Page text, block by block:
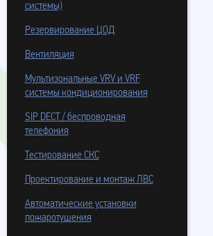
системы)
Резервирование ЦОД
Вентиляция
Мультизональные VRV и VRF
системы кондиционирования
SIP DECT / беспроводная
телефония
Тестирование СКС
Проектирование и монтаж ЛВС
Автоматические установки
пожаротушения